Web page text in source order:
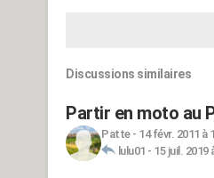
Discussions similaires
Partir en moto au
Patte- 14 févr. 2011 à
lulu01 - 15 juil. 2019